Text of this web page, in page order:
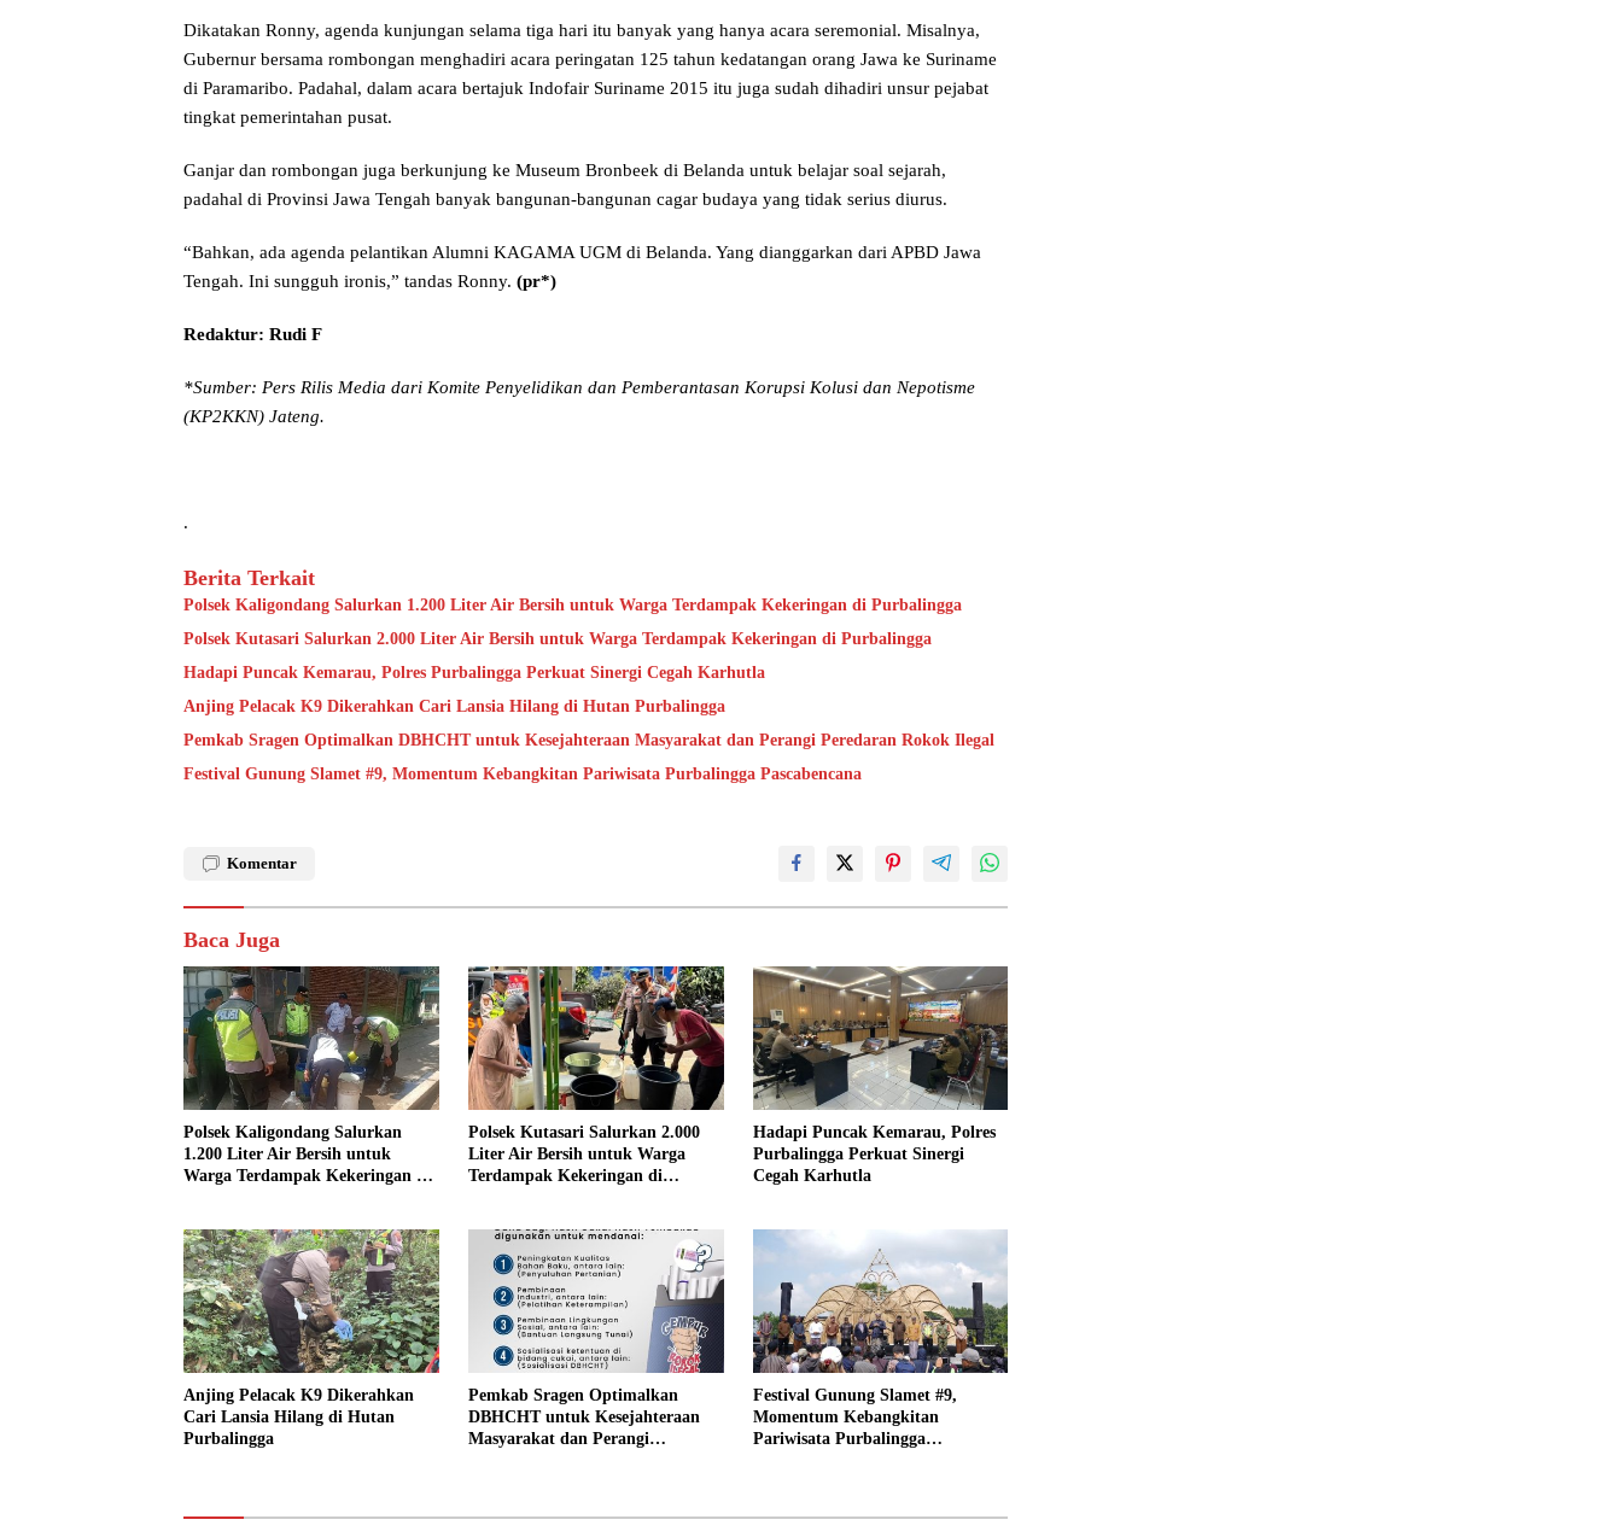
Dikatakan Ronny, agenda kunjungan selama tiga hari itu banyak yang hanya acara seremonial. Misalnya,
Gubernur bersama rombongan menghadiri acara peringatan 125 tahun kedatangan orang Jawa ke Suriname
di Paramaribo. Padahal, dalam acara bertajuk Indofair Suriname 2015 itu juga sudah dihadiri unsur pejabat
tingkat pemerintahan pusat.
Ganjar dan rombongan juga berkunjung ke Museum Bronbeek di Belanda untuk belajar soal sejarah,
padahal di Provinsi Jawa Tengah banyak bangunan-bangunan cagar budaya yang tidak serius diurus.
“Bahkan, ada agenda pelantikan Alumni KAGAMA UGM di Belanda. Yang dianggarkan dari APBD Jawa
Tengah. Ini sungguh ironis,” tandas Ronny. (pr*)
Redaktur: Rudi F
*Sumber: Pers Rilis Media dari Komite Penyelidikan dan Pemberantasan Korupsi Kolusi dan Nepotisme
(KP2KKN) Jateng.
.
Berita Terkait
Polsek Kaligondang Salurkan 1.200 Liter Air Bersih untuk Warga Terdampak Kekeringan di Purbalingga
Polsek Kutasari Salurkan 2.000 Liter Air Bersih untuk Warga Terdampak Kekeringan di Purbalingga
Hadapi Puncak Kemarau, Polres Purbalingga Perkuat Sinergi Cegah Karhutla
Anjing Pelacak K9 Dikerahkan Cari Lansia Hilang di Hutan Purbalingga
Pemkab Sragen Optimalkan DBHCHT untuk Kesejahteraan Masyarakat dan Perangi Peredaran Rokok Ilegal
Festival Gunung Slamet #9, Momentum Kebangkitan Pariwisata Purbalingga Pascabencana
Komentar
Baca Juga
Polsek Kaligondang Salurkan
1.200 Liter Air Bersih untuk
Warga Terdampak Kekeringan di
Polsek Kutasari Salurkan 2.000
Liter Air Bersih untuk Warga
Terdampak Kekeringan di
Hadapi Puncak Kemarau, Polres
Purbalingga Perkuat Sinergi
Cegah Karhutla
Anjing Pelacak K9 Dikerahkan
Cari Lansia Hilang di Hutan
Purbalingga
Pemkab Sragen Optimalkan
DBHCHT untuk Kesejahteraan
Masyarakat dan Perangi
Festival Gunung Slamet #9,
Momentum Kebangkitan
Pariwisata Purbalingga